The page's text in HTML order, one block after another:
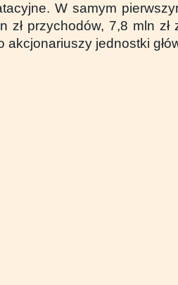
W samym
zł przychodów, 7,8 mln
akcjonariuszy jednostki